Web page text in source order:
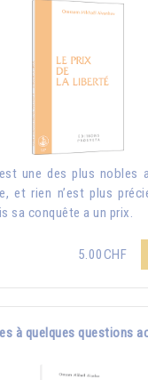
une des plus nobles
et rien n’est plus
sa conquête a un prix.
5.00CHF
à quelques questions